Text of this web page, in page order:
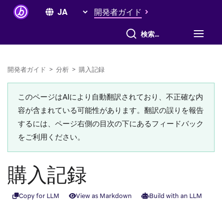
開発者ガイド
すべて検索
開発者ガイド > 分析 > 購入記録
このページはAIにより自動翻訳されており、不正確な内
容が含まれている可能性があります。翻訳の誤りを報告
するには、ページ右側の目次の下にあるフィードバック
をご利用ください。
購入記録
Copy for LLM View as Markdown
Build with an LLM